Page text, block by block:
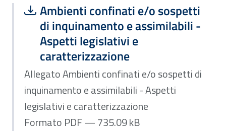
Scarica file:
Ambienti confinati e/o sospetti
di inquinamento e assimilabili -
Aspetti legislativi e
caratterizzazione
Formato PDF — Dimensione 735.09 kB
Allegato Ambienti confinati e/o sospetti di
inquinamento e assimilabili - Aspetti
legislativi e caratterizzazione
Formato PDF — 735.09 kB